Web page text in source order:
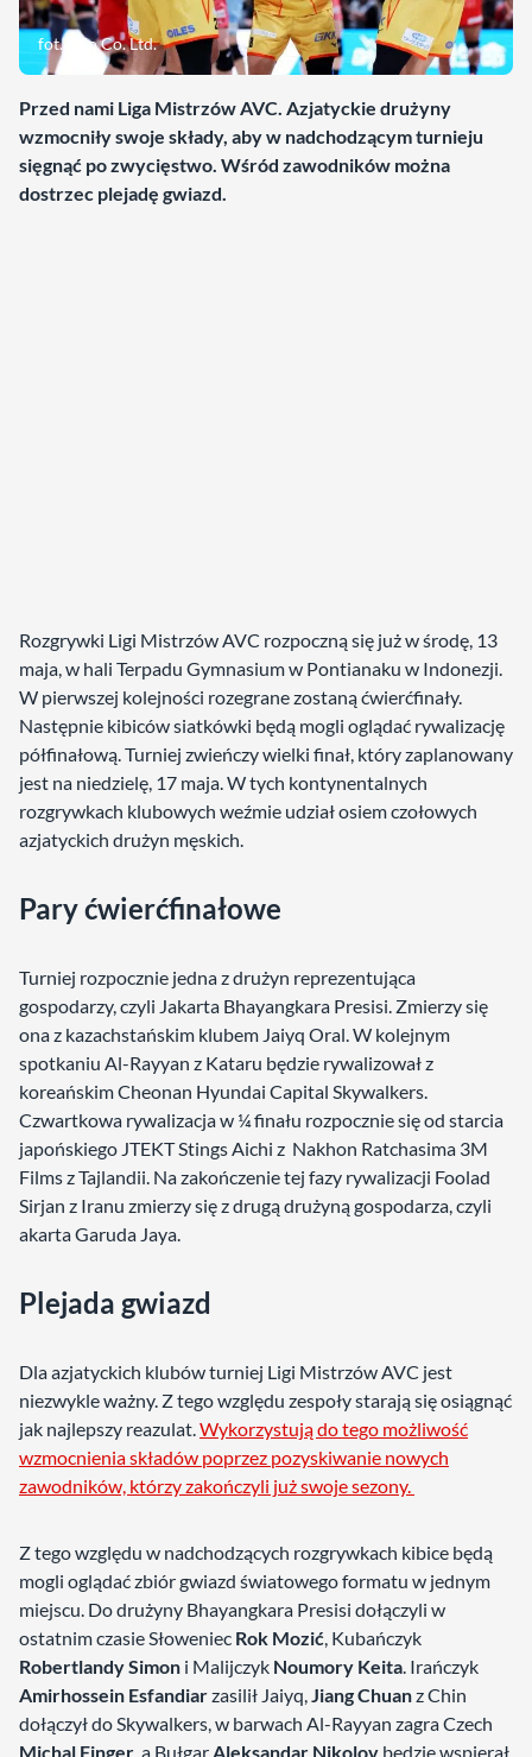
fot. Aflo Co. Ltd.
Przed nami Liga Mistrzów AVC. Azjatyckie drużyny
wzmocniły swoje składy, aby w nadchodzącym turnieju
sięgnąć po zwycięstwo. Wśród zawodników można
dostrzec plejadę gwiazd.
Rozgrywki Ligi Mistrzów AVC rozpoczną się już w środę, 13
maja, w hali Terpadu Gymnasium w Pontianaku w Indonezji.
W pierwszej kolejności rozegrane zostaną ćwierćfinały.
Następnie kibiców siatkówki będą mogli oglądać rywalizację
półfinałową. Turniej zwieńczy wielki finał, który zaplanowany
jest na niedzielę, 17 maja. W tych kontynentalnych
rozgrywkach klubowych weźmie udział osiem czołowych
azjatyckich drużyn męskich.
Pary ćwierćfinałowe
Turniej rozpocznie jedna z drużyn reprezentująca
gospodarzy, czyli Jakarta Bhayangkara Presisi. Zmierzy się
ona z kazachstańskim klubem Jaiyq Oral. W kolejnym
spotkaniu Al-Rayyan z Kataru będzie rywalizował z
koreańskim Cheonan Hyundai Capital Skywalkers.
Czwartkowa rywalizacja w ¼ finału rozpocznie się od starcia
japońskiego JTEKT Stings Aichi z Nakhon Ratchasima 3M
Films z Tajlandii. Na zakończenie tej fazy rywalizacji Foolad
Sirjan z Iranu zmierzy się z drugą drużyną gospodarza, czyli
akarta Garuda Jaya.
Plejada gwiazd
Dla azjatyckich klubów turniej Ligi Mistrzów AVC jest
niezwykle ważny. Z tego względu zespoły starają się osiągnąć
jak najlepszy reazulat.Wykorzystują do tego możliwość
wzmocnienia składów poprzez pozyskiwanie nowych
zawodników, którzy zakończyli już swoje sezony.
Z tego względu w nadchodzących rozgrywkach kibice będą
mogli oglądać zbiór gwiazd światowego formatu w jednym
miejscu. Do drużyny Bhayangkara Presisi dołączyli w
ostatnim czasie Słoweniec Rok Mozić, Kubańczyk
Robertlandy Simon i Malijczyk Noumory Keita. Irańczyk
Amirhossein Esfandiarzasilił Jaiyq,Jiang Chuanz Chin
dołączył do Skywalkers, w barwach Al-Rayyan zagra Czech
Michal Finger , a Bułgar Aleksandar Nikolov będzie wspierał